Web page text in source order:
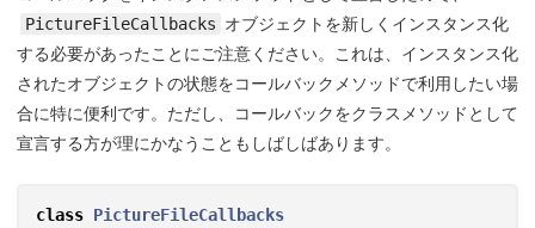
PictureFileCallbacks オブジェクトを新しくインスタンス化
する必要があったことにご注意ください。これは、インスタンス化
されたオブジェクトの状態をコールバックメソッドで利用したい場
合に特に便利です。ただし、コールバックをクラスメソッドとして
宣言する方が理にかなうこともしばしばあります。
class PictureFileCallbacks